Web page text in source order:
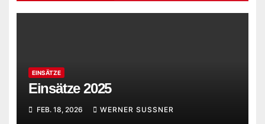
EINSÄTZE
Einsätze 2025
FEB. 18, 2026 WERNER SUSSNER